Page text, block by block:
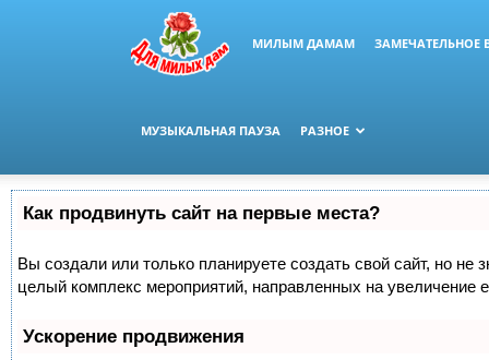
МИЛЫМ ДАМАМ ЗАМЕЧАТЕЛЬНОЕ
МУЗЫКАЛЬНАЯ ПАУЗА РАЗНОЕ
Как продвинуть сайт на первые места?
Вы создали или только планируете создать свой сайт, но не
целый комплекс мероприятий, направленных на увеличение
Ускорение продвижения